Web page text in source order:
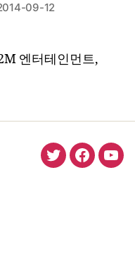
09-12
엔터테인먼트,
twitter